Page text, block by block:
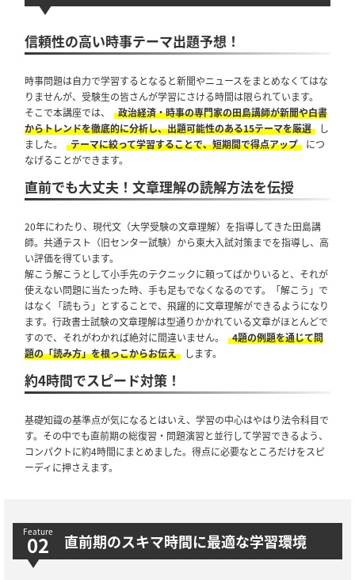
信頼性の高い時事テーマ出題予想！
時事問題は自力で学習するとなると新聞やニュースをまとめなくてはな
りませんが、受験生の皆さんが学習にさける時間は限られています。
そこで本講座では、
政治経済・時事の専門家の田島講師が新聞や白書
からトレンドを徹底的に分析し、出題可能性のある15テーマを厳選
し
ました。
テーマに絞って学習することで、短期間で得点アップ
につ
なげることができます。
直前でも大丈夫！文章理解の読解方法を伝授
20年にわたり、現代文（大学受験の文章理解）を指導してきた田島講
師。共通テスト（旧センター試験）から東大入試対策までを指導し、高
い評価を得ています。
解こう解こうとして小手先のテクニックに頼ってばかりいると、それが
使えない問題に当たった時、手も足もでなくなるのです。「解こう」で
はなく「読もう」とすることで、飛躍的に文章理解ができるようになり
ます。行政書士試験の文章理解は型通りかかれている文章がほとんどで
すので、それがわかれば絶対に間違いません。
4題の例題を通じて問
題の「読み方」を根っこからお伝え
します。
約4時間でスピード対策！
基礎知識の基準点が気になるとはいえ、学習の中心はやはり法令科目で
す。その中でも直前期の総復習・問題演習と並行して学習できるよう、
コンパクトに約4時間にまとめました。得点に必要なところだけをスピ
ーディに押さえます。
直前期のスキマ時間に最適な学習環境